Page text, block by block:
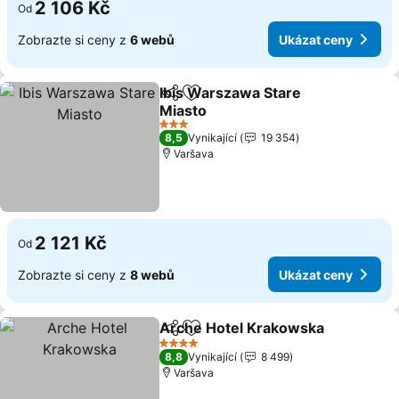
Od 2 106 Kč
Zobrazte si ceny z 6 webů Ukázat ceny
SdíletPřidat na seznam oblíbených
Ibis Warszawa Stare
Miasto
Ukázat ceny
3 Počet hvězdiček
8,5 Vynikající
19 354
Varšava
Od 2 121 Kč
Zobrazte si ceny z 8 webů Ukázat ceny
SdíletPřidat na seznam oblíbených
Arche Hotel Krakowska
4 Počet hvězdiček
8,8 Vynikající
8 499
Varšava